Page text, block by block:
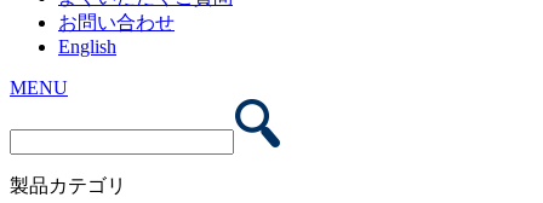
お問い合わせ
English
MENU
製品カテゴリ